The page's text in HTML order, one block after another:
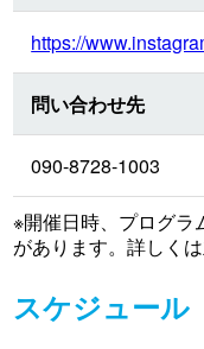
https://
問い合わせ先
090-8728-1003
※開催日時、プログラ
があります。詳しく
スケジュール